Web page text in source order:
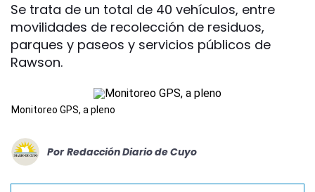
Se trata de un total de 40 vehículos, entre
movilidades de recolección de residuos,
parques y paseos y servicios públicos de
Rawson.
Monitoreo GPS, a pleno
Por Redacción Diario de Cuyo